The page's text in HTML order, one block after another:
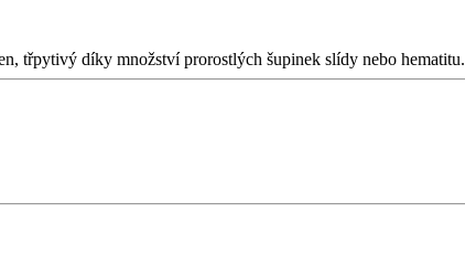
třpytivý díky množství prorostlých šupinek slídy nebo hematitu.